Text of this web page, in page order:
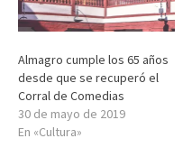
Almagro cumple los 65 años
desde que se recuperó el
Corral de Comedias
30 de mayo de 2019
En «Cultura»